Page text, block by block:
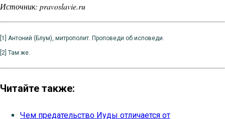
Источник: pravoslavie.ru
[1] Антоний (Блум), митрополит. Проповеди об исповеди.
[2] Там же.
Читайте также:
Чем предательство Иуды отличается от